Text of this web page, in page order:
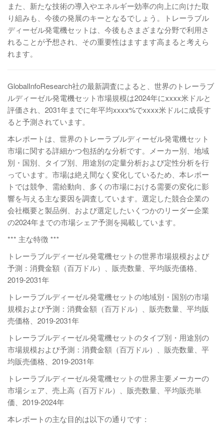
また、新たな技術の導入やエネルギー効率の向上に向けた取
り組みも、今後の発展のキーとなるでしょう。トレーラブル
ディーゼル発電機セットは、今後もさまざまな分野で利用さ
れることが予想され、その重要性はますます高まると考えら
れます。
GlobalInfoResearch社の最新調査によると、世界のトレーラブ
ルディーゼル発電機セット市場規模は2024年にxxxx米ドルと
評価され、2031年までに年平均xxxx%でxxxx米ドルに成長す
ると予測されています。
本レポートは、世界のトレーラブルディーゼル発電機セット
市場に関する詳細かつ包括的な分析です。メーカー別、地域
別・国別、タイプ別、用途別の定量分析および定性分析を行
っています。市場は絶え間なく変化しているため、本レポー
トでは競争、需給動向、多くの市場における需要の変化に影
響を与える主な要因を調査しています。選定した競合企業の
会社概要と製品例、および選定したいくつかのリーダー企業
の2024年までの市場シェア予測を掲載しています。
*** 主な特徴 ***
トレーラブルディーゼル発電機セットの世界市場規模および
予測：消費金額（百万ドル）、販売数量、平均販売価格、
2019-2031年
トレーラブルディーゼル発電機セットの地域別・国別の市場
規模および予測：消費金額（百万ドル）、販売数量、平均販
売価格、2019-2031年
トレーラブルディーゼル発電機セットのタイプ別・用途別の
市場規模および予測：消費金額（百万ドル）、販売数量、平
均販売価格、2019-2031年
トレーラブルディーゼル発電機セットの世界主要メーカーの
市場シェア、売上高（百万ドル）、販売数量、平均販売単
価、2019-2024年
本レポートの主な目的は以下の通りです：